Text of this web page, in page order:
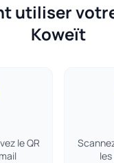
utiliser
Koweït
le QR